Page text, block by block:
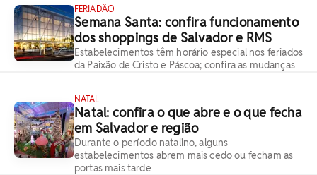
FERIADÃO
Semana Santa: confira funcionamento
dos shoppings de Salvador e RMS
Estabelecimentos têm horário especial nos feriados
da Paixão de Cristo e Páscoa; confira as mudanças
NATAL
Natal: confira o que abre e o que fecha
em Salvador e região
Durante o período natalino, alguns
estabelecimentos abrem mais cedo ou fecham as
portas mais tarde